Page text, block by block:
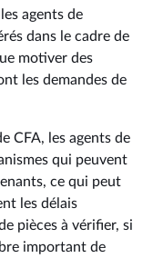
agents de
dans le cadre de
motiver des
les demandes de
CFA, les agents de
qui peuvent
ce qui peut
les délais
pièces à vérifier, si
important de